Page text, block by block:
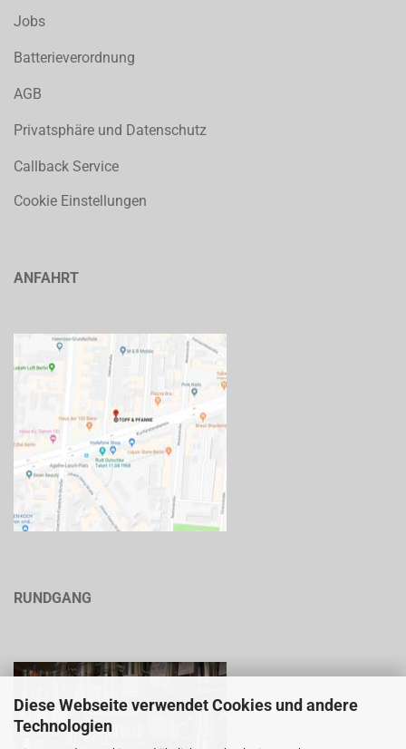
Diese Webseite verwendet Cookies und andere
Technologien
Jobs
Batterieverordnung
AGB
Privatsphäre und Datenschutz
Callback Service
Cookie Einstellungen
ANFAHRT
RUNDGANG